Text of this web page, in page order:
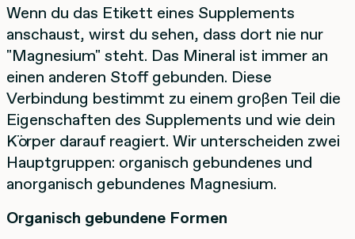
Wenn du das Etikett eines Supplements
anschaust, wirst du sehen, dass dort nie nur
"Magnesium" steht. Das Mineral ist immer an
einen anderen Stoff gebunden. Diese
Verbindung bestimmt zu einem großen Teil die
Eigenschaften des Supplements und wie dein
Körper darauf reagiert. Wir unterscheiden zwei
Hauptgruppen: organisch gebundenes und
anorganisch gebundenes Magnesium.
Organisch gebundene Formen